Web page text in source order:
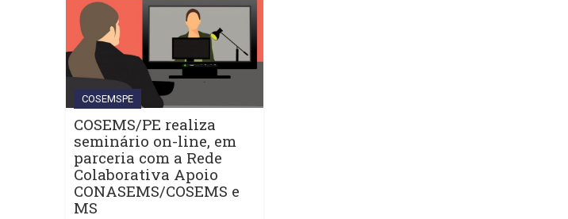
COSEMSPE
COSEMS/PE realiza
seminário on-line, em
parceria com a Rede
Colaborativa Apoio
CONASEMS/COSEMS e
MS